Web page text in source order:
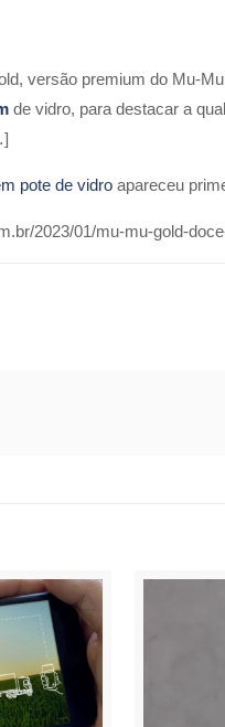
versão premium do Mu-
de vidro, para destacar a
pote de vidroapareceu
2023/01/mu-mu-gold-